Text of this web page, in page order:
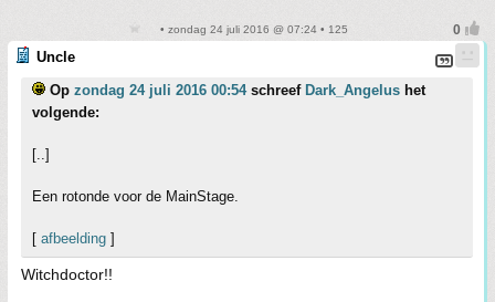
• zondag 24 juli 2016 @ 07:24 • 125
Uncle
Op zondag 24 juli 2016 00:54schreef Dark_Angelus het
volgende:
[..]
Een rotonde voor de MainStage.
[ afbeelding ]
Witchdoctor!!